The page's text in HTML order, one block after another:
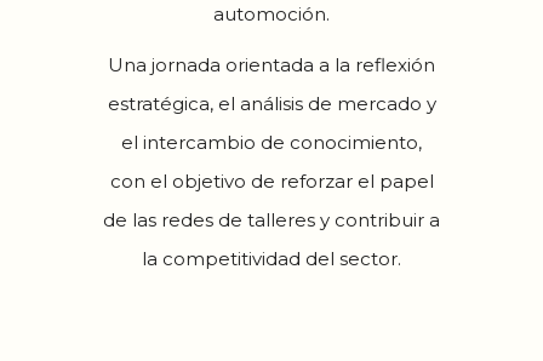
automoción.
Una jornada orientada a la reflexión
estratégica, el análisis de mercado y
el intercambio de conocimiento,
con el objetivo de reforzar el papel
de las redes de talleres y contribuir a
la competitividad del sector.